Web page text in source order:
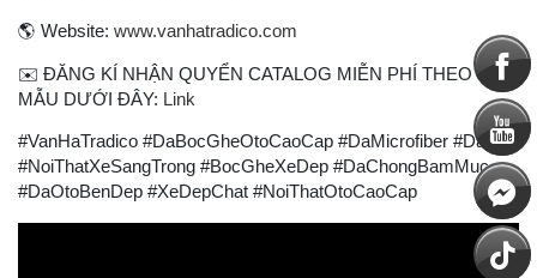
🌎 Website: www.vanhatradico.com
✉ ️ ĐĂNG KÍ NHẬN QUYỂN CATALOG MIỄN PHÍ THEO BIỂU
MẪU DƯỚI ĐÂY: Link
#VanHaTradico #DaBocGheOtoCaoCap #DaMicrofiber #DaPU
#NoiThatXeSangTrong #BocGheXeDep #DaChongBamMuc
#DaOtoBenDep #XeDepChat #NoiThatOtoCaoCap